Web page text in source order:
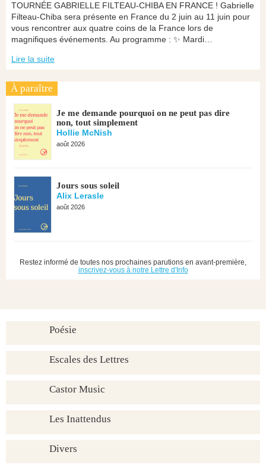
TOURNÉE GABRIELLE FILTEAU-CHIBA EN FRANCE ! Gabrielle
Filteau-Chiba sera présente en France du 2 juin au 11 juin pour
vous rencontrer aux quatre coins de la France lors de
magnifiques événements. Au programme : ✨ Mardi…
Lire la suite
À paraître
Je me demande pourquoi on ne peut pas dire
non, tout simplement
Hollie McNish
août 2026
Jours sous soleil
Alix Lerasle
août 2026
Restez informé de toutes nos prochaines parutions en avant-première,
inscrivez-vous à notre Lettre d'Info
Poésie
Escales des Lettres
Castor Music
Les Inattendus
Divers